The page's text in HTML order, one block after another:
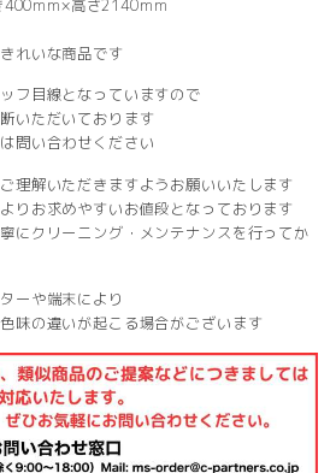
400mm×高さ2140mm
れいな商品です
フ目線となっていますので
いただいております
問い合わせください
理解いただきますようお願いいたします
りお求めやすいお値段となっております
にクリーニング・メンテナンスを行ってか
ーや端末により
味の違いが起こる場合がございます